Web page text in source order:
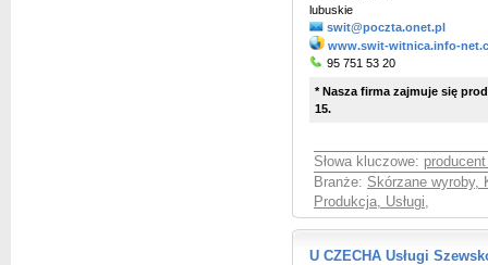
lubuskie
swit@poczta.onet.pl
www.swit-witnica.info-
95 751 53 20
* Nasza firma zajmuje się
15.
Słowa kluczowe:
Branże: Skórzane wyroby,
Produkcja, Usługi,
U CZECHA Usługi